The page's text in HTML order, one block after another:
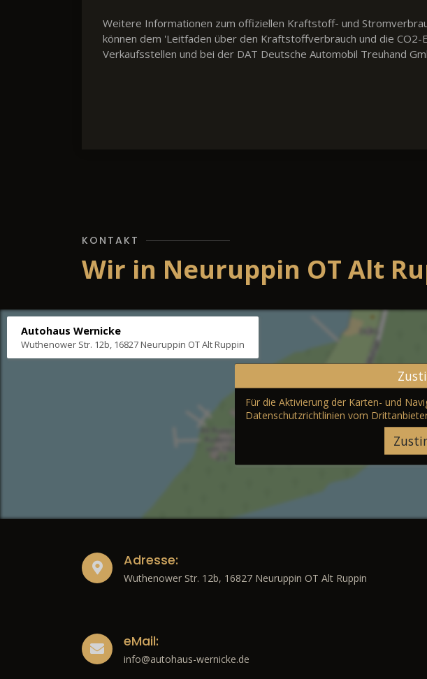
Weitere Informationen zum offiziellen Kraftstoff- und
können dem 'Leitfaden über den Kraftstoffverbrauch und die
Verkaufsstellen und bei der DAT Deutsche Automobil Treuhand
KONTAKT
Wir in Neuruppin OT Alt
Autohaus Wernicke
Wuthenower Str. 12b, 16827 Neuruppin OT Alt Ruppin
Für die Aktivierung der Karten- und
Datenschutzrichtlinien vom
Adresse:
Wuthenower Str. 12b, 16827 Neuruppin OT Alt Ruppin
eMail:
info@autohaus-wernicke.de